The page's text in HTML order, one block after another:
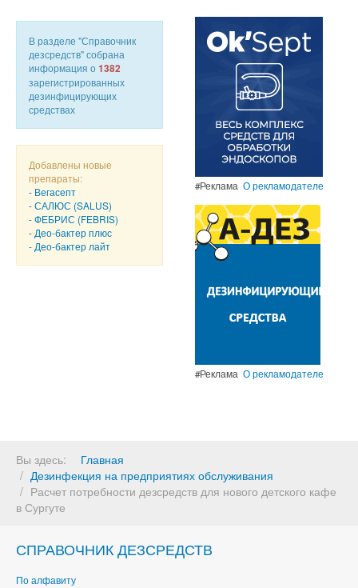
В разделе "Справочник
дезсредств" собрана
информация о 1382
зарегистрированных
дезинфицирующих
средствах
Добавлены новые
препараты:
- Вегасепт
- САЛЮС (SALUS)
- ФЕБРИС (FEBRIS)
- Део-бактер плюс
- Део-бактер лайт
#Реклама О рекламодателе
#Реклама О рекламодателе
Вы здесь:
Главная
Дезинфекция на предприятиях обслуживания
Расчет потребности дезсредств для нового детского кафе
в Сургуте
СПРАВОЧНИК ДЕЗСРЕДСТВ
По алфавиту